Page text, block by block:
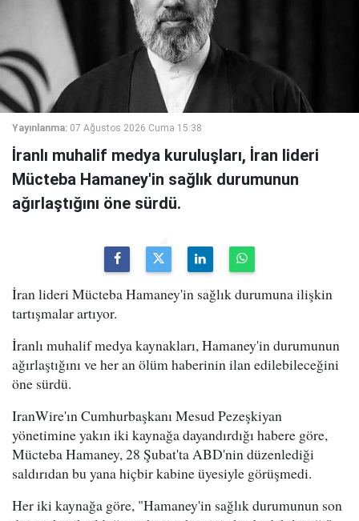
Yayınlanma: 07 Ağustos 2026 Cuma 15:38
İranlı muhalif medya kuruluşları, İran lideri
Mücteba Hamaney'in sağlık durumunun
ağırlaştığını öne sürdü.
İran lideri Mücteba Hamaney'in sağlık durumuna ilişkin
tartışmalar artıyor.
İranlı muhalif medya kaynakları, Hamaney'in durumunun
ağırlaştığını ve her an ölüm haberinin ilan edilebileceğini
öne sürdü.
IranWire'ın Cumhurbaşkanı Mesud Pezeşkiyan
yönetimine yakın iki kaynağa dayandırdığı habere göre,
Mücteba Hamaney, 28 Şubat'ta ABD'nin düzenlediği
saldırıdan bu yana hiçbir kabine üyesiyle görüşmedi.
Her iki kaynağa göre, "Hamaney'in sağlık durumunun son